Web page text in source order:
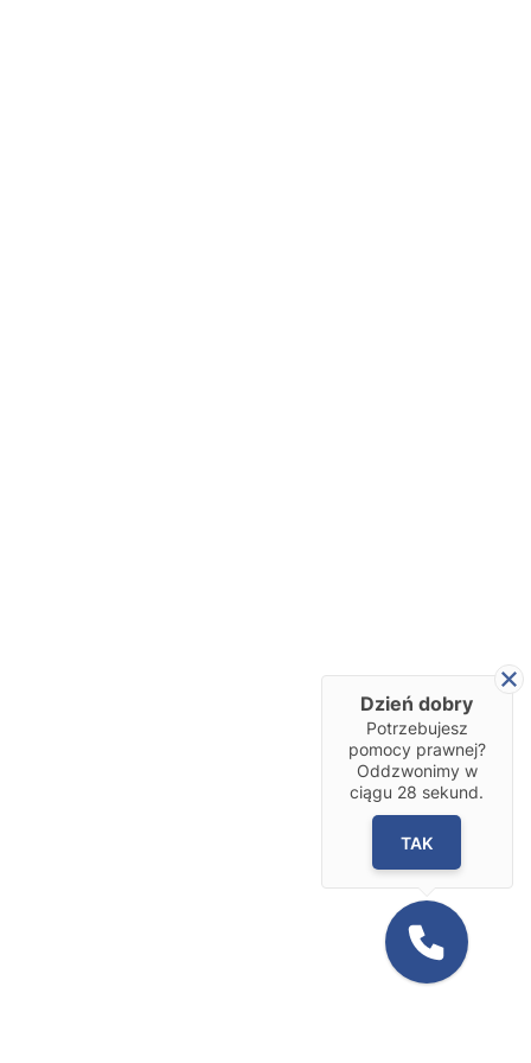
Dzień dobry
Potrzebujesz
pomocy prawnej?
Oddzwonimy w
ciągu 28 sekund.
TAK